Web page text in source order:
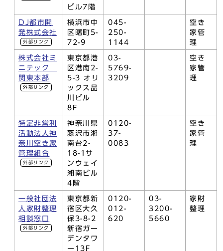
ビル7階
DJ都市開
発株式会社
外部リンク
横浜市中
区曙町5-
72-9
045-
250-
1144
空き
家管
理
株式会社ミ
ニテック
関東本部
外部リンク
東京都港
区港南2-
5-3 オリ
ックス品
川ビル
8F
03-
5769-
3209
空き
家管
理
特定非営利
活動法人神
奈川空き家
管理組合
外部リンク
神奈川県
藤沢市湘
南台2-
18-1サ
ンウェイ
湘南ビル
4階
0120-
37-
0083
空き
家管
理
一般社団法
人家財整理
相談窓口
外部リンク
東京都新
宿区大久
保3-8-2
新宿ガー
デンタワ
ー13F
0120-
012-
620
03-
3200-
5660
家財
整理